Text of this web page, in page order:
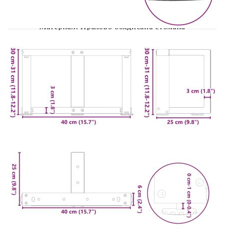
Материал: Прахово боядисана стомана
x В)
Размери на тръбата: 60 x 30 x 1 мм (Д x Ш
Т-образна
Препоръчителна употреба: масичка за кафе
Доставката съдържа:
2 x Крак за масичка за кафе
Винтове (M5x18 мм) за закрепване на
краката към плота на масата